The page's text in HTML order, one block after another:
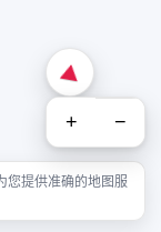
+ −
您提供准确的地图服